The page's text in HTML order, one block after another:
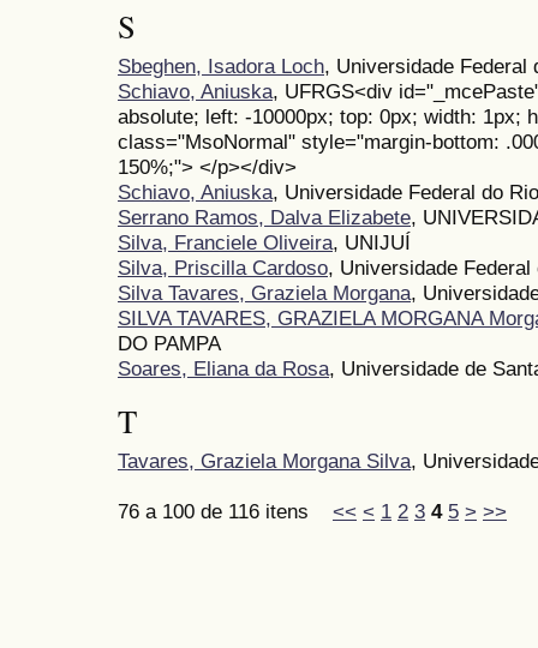
S
Sbeghen, Isadora Loch, Universidade Federal
Schiavo, Aniuska, UFRGS<div
absolute; left: -10000px; top: 0px; width: 1px;
class="MsoNormal" style="margin-bottom:
150%;"> </p></div>
Schiavo, Aniuska, Universidade Federal do
Serrano Ramos, Dalva Elizabete,
Silva, Franciele Oliveira, UNIJUÍ
Silva, Priscilla Cardoso, Universidade
Silva Tavares, Graziela Morgana,
SILVA TAVARES, GRAZIELA MORGANA
DO PAMPA
Soares, Eliana da Rosa, Universidade de
T
Tavares, Graziela Morgana Silva,
76 a 100 de 116 itens << < 1 2 3 4 5 > >>